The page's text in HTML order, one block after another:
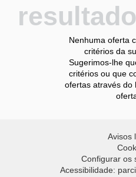
resultado
Nenhuma oferta
critérios da
Sugerimos-lhe
critérios ou que
ofertas através do
Avisos
Configurar os
Acessibilidade: